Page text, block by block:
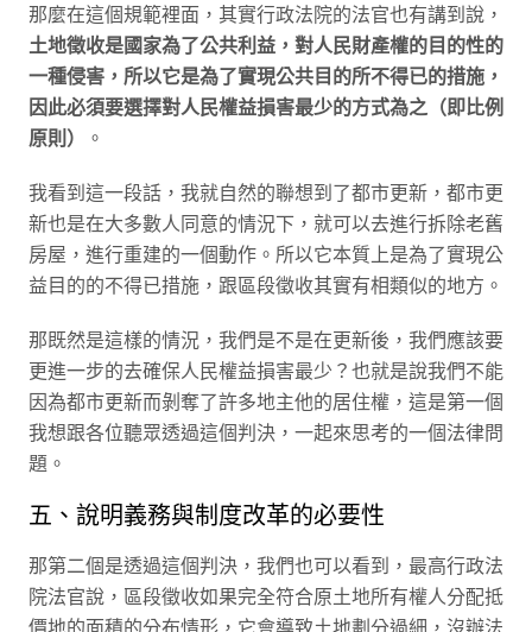
那麼在這個規範裡面，其實行政法院的法官也有講到說，
土地徵收是國家為了公共利益，對人民財產權的目的性的
一種侵害，所以它是為了實現公共目的所不得已的措施，
因此必須要選擇對人民權益損害最少的方式為之（即比例
原則）
。
我看到這一段話，我就自然的聯想到了都市更新，都市更
新也是在大多數人同意的情況下，就可以去進行拆除老舊
房屋，進行重建的一個動作。所以它本質上是為了實現公
益目的的不得已措施，跟區段徵收其實有相類似的地方。
那既然是這樣的情況，我們是不是在更新後，我們應該要
更進一步的去確保人民權益損害最少？也就是說我們不能
因為都市更新而剝奪了許多地主他的居住權，這是第一個
我想跟各位聽眾透過這個判決，一起來思考的一個法律問
題。
五、說明義務與制度改革的必要性
那第二個是透過這個判決，我們也可以看到，最高行政法
院法官說，區段徵收如果完全符合原土地所有權人分配抵